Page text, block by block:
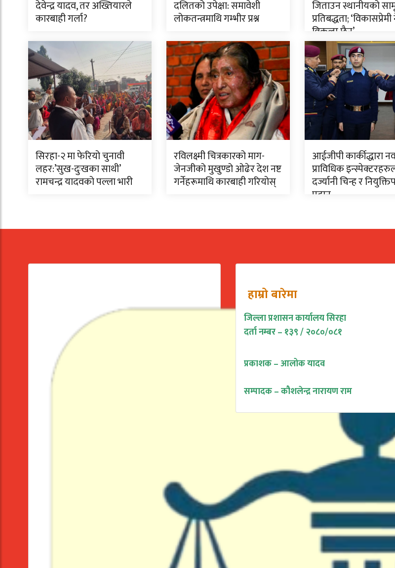
देवेन्द्र यादव, तर अख्तियारले
कारबाही गर्ला?
दलितको उपेक्षा: समावेशी
लोकतन्त्रमाथि गम्भीर प्रश्न
जिताउन स्थानीयको
प्रतिबद्धता;
विकल्प छैन’
सिरहा-२ मा फेरियो चुनावी
लहर:’सुख-दुःखका साथी’
रामचन्द्र यादवको पल्ला भारी
रविलक्ष्मी चित्रकारको माग-
जेनजीको मुखुण्डो ओढेर देश नष्ट
गर्नेहरूमाथि कारबाही गरियोस्
आईजीपी कार्कीद्धारा
प्राविधिक
दर्ज्यानी चिन्ह र
प्रदान
हाम्रो बारेमा
जिल्ला प्रशासन कार्यालय सिरहा
दर्ता नम्बर – १३९ / २०८०/०८१
प्रकाशक – आलोक यादव
सम्पादक – कौशलेन्द्र नारायण राम